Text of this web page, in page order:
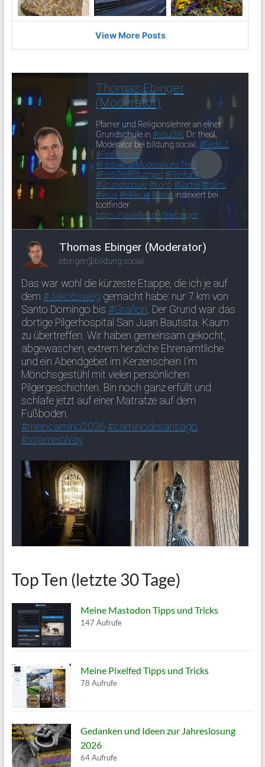
Top Ten (letzte 30 Tage)
Meine Mastodon Tipps und Tricks
147 Aufrufe
Meine Pixelfed Tipps und Tricks
78 Aufrufe
Gedanken und Ideen zur Jahreslosung
2026
64 Aufrufe